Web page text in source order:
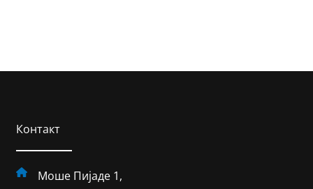
Контакт
Моше Пијаде 1,